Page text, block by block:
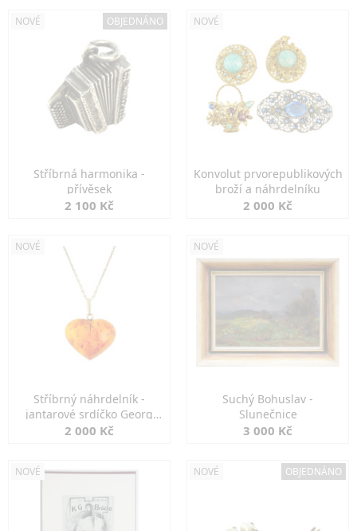
NOVÉ OBJEDNÁNO
Stříbrná harmonika -
přívěsek
2 100 Kč
NOVÉ
Konvolut prvorepublikových
broží a náhrdelníku
2 000 Kč
NOVÉ
Stříbrný náhrdelník -
jantarové srdíčko Georg
Kramer
2 000 Kč
NOVÉ
Suchý Bohuslav -
Slunečnice
3 000 Kč
NOVÉ NOVÉ OBJEDNÁNO